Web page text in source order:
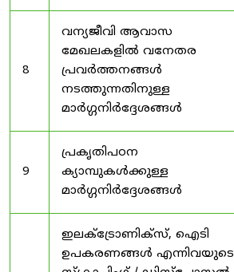
8
വന്യജീവി ആവാസ
മേഖലകളിൽ വനേതര
പ്രവർത്തനങ്ങൾ
നടത്തുന്നതിനുള്ള
മാർഗ്ഗനിർദ്ദേശങ്ങൾ
9
പ്രകൃതിപഠന
ക്യാമ്പുകൾക്കുള്ള
മാർഗ്ഗനിർദ്ദേശങ്ങൾ
ഇലക്‌ട്രോണിക്‌സ്, ഐടി
ഉപകരണങ്ങൾ എന്നിവയുടെ